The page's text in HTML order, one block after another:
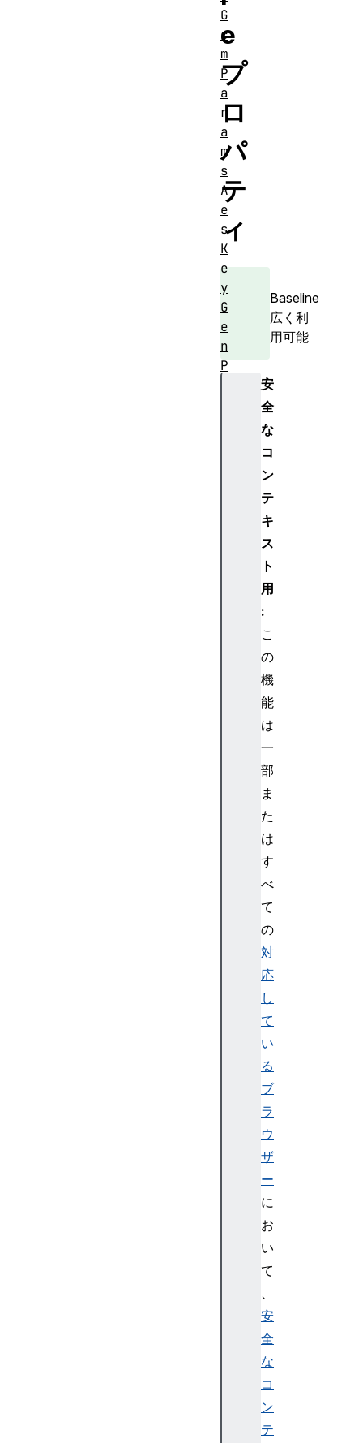
e
プ
ロ
パ
テ
ィ
Baseline
広く利
用可能
安
全
な
コ
ン
テ
キ
ス
ト
用
:
こ
の
機
能
は
一
部
ま
た
は
す
べ
て
の
対
応
し
て
い
る
ブ
ラ
ウ
ザ
ー
に
お
い
て
、
安
全
な
コ
ン
テ
G
c
m
P
a
r
a
m
s
A
e
s
K
e
y
G
e
n
P